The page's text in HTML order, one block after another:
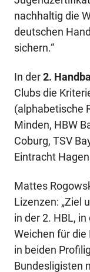
nachhaltig die
deutschen
sichern.“
In der2.
Clubs die
(alphabetische
Minden, HBW
Coburg, TSV
Eintracht
Mattes
Lizenzen: „Ziel
in der 2. HBL,
Weichen für
in beiden
Bundesligisten